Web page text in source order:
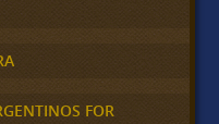
FOR